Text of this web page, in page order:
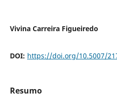
Vivina Carreira Figueiredo
DOI: https://doi.org/10.5007/
Resumo